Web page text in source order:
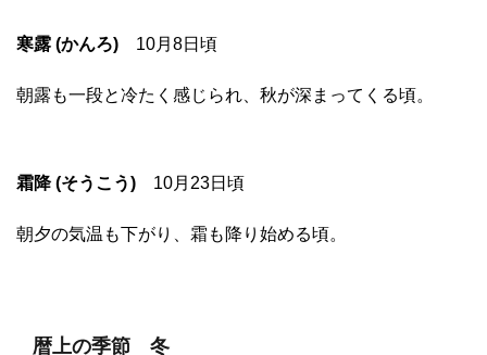
寒露 (かんろ) 10月8日頃
朝露も一段と冷たく感じられ、秋が深まってくる頃。
霜降 (そうこう) 10月23日頃
朝夕の気温も下がり、霜も降り始める頃。
暦上の季節 冬